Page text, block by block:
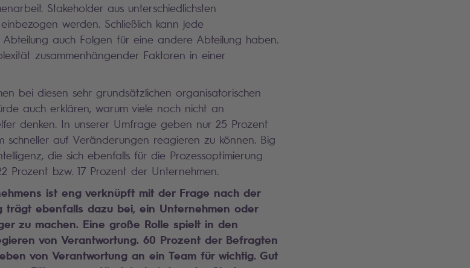
Stakeholder aus unterschiedlichsten
werden. Schließlich kann jede
auch Folgen für eine andere Abteilung haben.
zusammenhängender Faktoren in einer
bei diesen sehr grundsätzlichen organisatorischen
auch erklären, warum viele noch nicht an
denken. In unserer Umfrage geben nur 25 Prozent
schneller auf Veränderungen reagieren zu können. Big
die sich ebenfalls für die Prozessoptimierung
Prozent bzw. 17 Prozent der Unternehmen.
ist eng verknüpft mit der Frage nach der
trägt ebenfalls dazu bei, ein Unternehmen oder
zu machen. Eine große Rolle spielt in den
von Verantwortung. 60 Prozent der Befragten
von Verantwortung an ein Team für wichtig. Gut